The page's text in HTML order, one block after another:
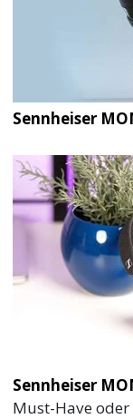
Sennheiser
Sennheiser
Must-Have oder